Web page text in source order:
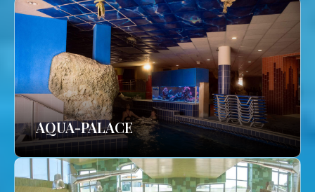
AQUA-PALACE